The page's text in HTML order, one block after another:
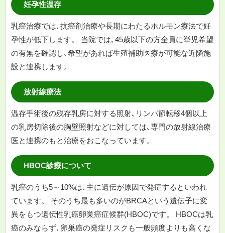
妊孕性温存
乳癌治療では､抗癌剤治療や長期にわたるホルモン療法で妊
孕性が低下します。 当院では､45歳以下の方全員に挙児希望
の有無を確認し､希望があれば生殖補助医療が可能な近隣施
設と連携します。
放射線療法
温存手術後の残存乳房に対する照射､リンパ節転移4個以上
の乳房切除後の胸壁照射などに対しては､専門の放射線治療
医と連携のもと治療をおこなっています。
HBOC診療について
乳癌のうち5～10%は､主に遺伝が原因で発症するといわれ
ています。 そのうち最も多いのがBRCAという遺伝子に変
異をもつ遺伝性乳癌卵巣癌症候群(HBOC)です。 HBOCは乳
癌のみならず､卵巣癌の発症リスクも一般頻度よりも高くな